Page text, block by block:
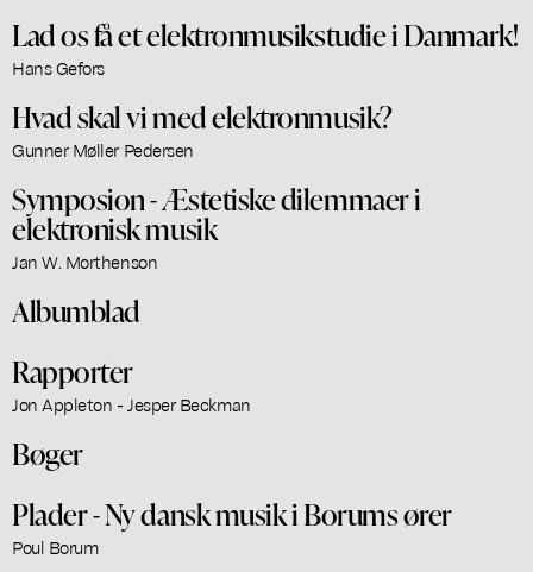
Lad os få et elektronmusikstudie i Danmark!
Hans Gefors
Hvad skal vi med elektronmusik?
Gunner Møller Pedersen
Symposion - Æstetiske dilemmaer i
elektronisk musik
Jan W. Morthenson
Albumblad
Rapporter
Jon Appleton - Jesper Beckman
Bøger
Plader - Ny dansk musik i Borums ører
Poul Borum